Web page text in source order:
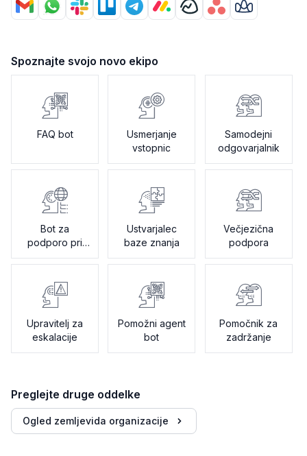
Spoznajte svojo novo ekipo
FAQ bot
Usmerjanje
vstopnic
Samodejni
odgovarjalnik
Bot za
podporo pri
uvajanju
Ustvarjalec
baze znanja
Večjezična
podpora
Upravitelj za
eskalacije
Pomožni agent
bot
Pomočnik za
zadržanje
Preglejte druge oddelke
Ogled zemljevida organizacije